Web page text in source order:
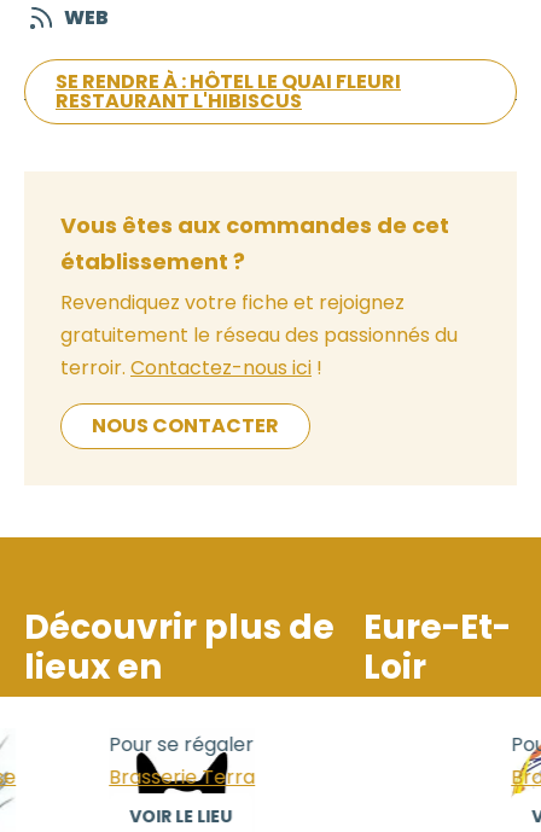
WEB
SE RENDRE À : HÔTEL LE QUAI FLEURI
RESTAURANT L'HIBISCUS
Vous êtes aux commandes de cet
établissement ?
Revendiquez votre fiche et rejoignez
gratuitement le réseau des passionnés du
terroir. Contactez-nous ici !
NOUS CONTACTER
Découvrir plus de
lieux en
Eure-Et-
Loir
Pour se régaler
Brasserie Terra
VOIR LE LIEU